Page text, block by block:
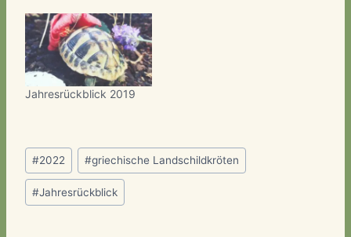
Jahresrückblick 2019
Schlagworte:
#2022 #griechische Landschildkröten
#Jahresrückblick